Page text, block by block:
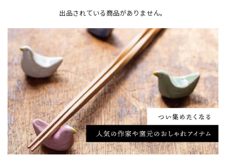
出品されている商品がありません。